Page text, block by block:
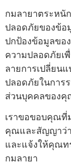
กมลายาตระหนั
ปลอดภัยของข้
ปกป้องข้อมูลขอ
ความปลอดภัยเ
ลายการเปลี่ยน
ปลอดภัยในการ
ส่วนบุคคลของ
เราขอขอบคุณที่
คุณและสัญญาว่
และแจ้งให้คุณท
กมลายา